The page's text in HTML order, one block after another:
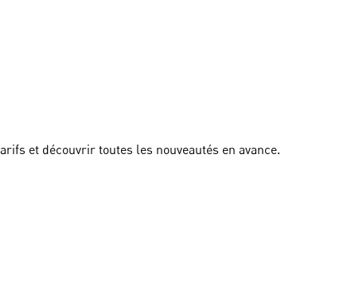
et découvrir toutes les nouveautés en avance.